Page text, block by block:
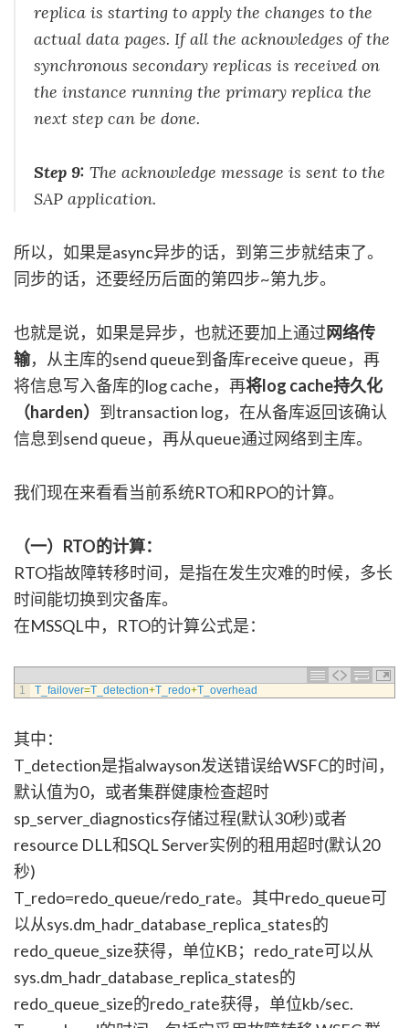
replica is starting to apply the changes to the
actual data pages. If all the acknowledges of the
synchronous secondary replicas is received on
the instance running the primary replica the
next step can be done.
Step 9: The acknowledge message is sent to the
SAP application.
所以，如果是async异步的话，到第三步就结束了。
同步的话，还要经历后面的第四步~第九步。
也就是说，如果是异步，也就还要加上通过网络传
输，从主库的send queue到备库receive queue，再
将信息写入备库的log cache，再将log cache持久化
（harden） 到transaction log，在从备库返回该确认
信息到send queue，再从queue通过网络到主库。
我们现在来看看当前系统RTO和RPO的计算。
（一）RTO的计算：
RTO指故障转移时间，是指在发生灾难的时候，多长
时间能切换到灾备库。
在MSSQL中，RTO的计算公式是：
1 T_failover=T_detection+T_redo+T_overhead
其中：
T_detection是指alwayson发送错误给WSFC的时间，
默认值为0，或者集群健康检查超时
sp_server_diagnostics存储过程(默认30秒)或者
resource DLL和SQL Server实例的租用超时(默认20
秒)
T_redo=redo_queue/redo_rate。其中redo_queue可
以从sys.dm_hadr_database_replica_states的
redo_queue_size获得，单位KB；redo_rate可以从
sys.dm_hadr_database_replica_states的
redo_queue_size的redo_rate获得，单位kb/sec.